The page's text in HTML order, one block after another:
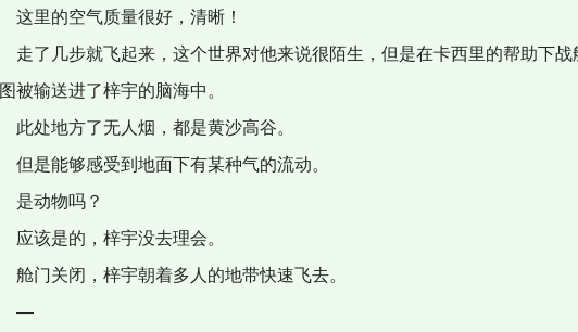
这里的空气质量很好，清晰！
走了几步就飞起来，这个世界对他来说很陌生，但是在卡西里的帮助下
图被输送进了梓宇的脑海中。
此处地方了无人烟，都是黄沙高谷。
但是能够感受到地面下有某种气的流动。
是动物吗？
应该是的，梓宇没去理会。
舱门关闭，梓宇朝着多人的地带快速飞去。
—